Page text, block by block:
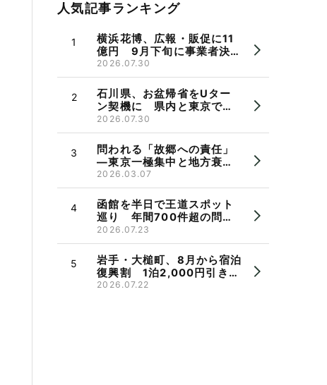
人気記事ランキング
横浜花博、広報・販促に11
億円 9月下旬に事業者決
定、市長パワハラ問題で機
運に懸念も
2026.07.30
石川県、お盆帰省をUター
ン契機に 県内と東京で相
談会 県出身者の検討を後
押し
2026.07.30
問われる「故郷への責任」
―東京一極集中と地方衰
退 郷断ちと帰省のかたち
2026.03.07
函館を半日で王道スポット
巡り 年間700件超の問い
合わせ受け観光バス実証運
行
2026.07.23
岩手・大槌町、8月から宿泊
復興割 1泊2,000円引き、
県旅割併用で最大9,000円
2026.07.22